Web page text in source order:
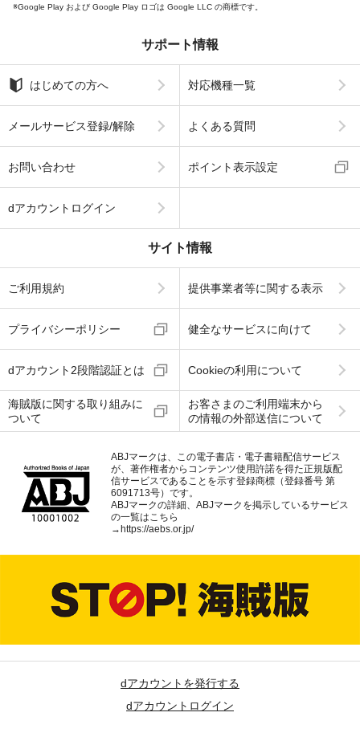
Google Play および Google Play ロゴは Google LLC の商標です。
サポート情報
はじめての方へ 対応機種一覧
メールサービス登録/解除 よくある質問
お問い合わせ ポイント表示設定
dアカウントログイン
サイト情報
ご利用規約 提供事業者等に関する表示
プライバシーポリシー 健全なサービスに向けて
dアカウント2段階認証とは Cookieの利用について
海賊版に関する取り組みに
ついて
お客さまのご利用端末から
の情報の外部送信について
ABJマークは、この電子書店・電子書籍配信サービス
が、著作権者からコンテンツ使用許諾を得た正規版配
信サービスであることを示す登録商標（登録番号 第
6091713号）です。
ABJマークの詳細、ABJマークを掲示しているサービス
の一覧はこちら
→ https://aebs.or.jp/
dアカウントを発行する
dアカウントログイン